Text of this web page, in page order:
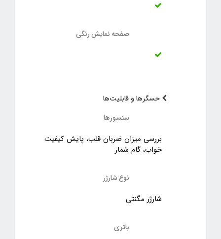
صفحه نمایش رنگی
حسگرها و قابلیت‌ها
سنسورها
بررسی میزان ضربان قلب، پایش کیفیت
خواب، گام شمار
نوع شارژر
شارژر مگنتی
باتری